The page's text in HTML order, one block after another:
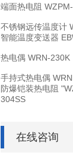
端面热电阻
不锈钢远传温度计
智能温度变送器
热电偶 WRN-
手持式热电偶
防爆铠装热电阻
304SS
在线咨询